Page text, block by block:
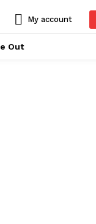
My account
Out